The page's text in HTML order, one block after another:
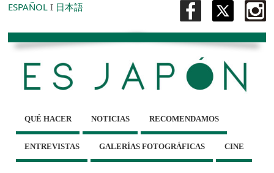
ESPAÑOL I 日本語
QUÉ HACER NOTICIAS RECOMENDAMOS
ENTREVISTAS GALERÍAS FOTOGRÁFICAS CINE